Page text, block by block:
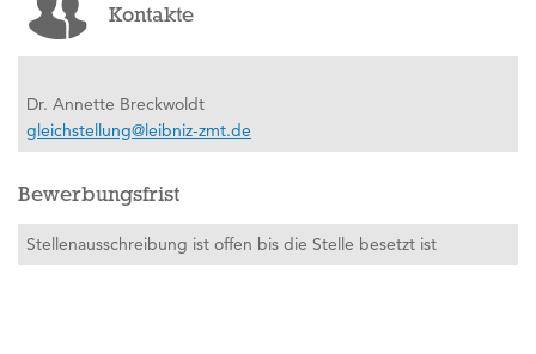
Kontakte
Dr. Annette Breckwoldt
gleichstellung@leibniz-zmt.de
Bewerbungsfrist
Stellenausschreibung ist offen bis die Stelle besetzt ist